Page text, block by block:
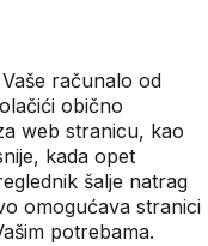
računalo od
obično
web stranicu, kao
kada opet
šalje natrag
omogućava stranici
potrebama.